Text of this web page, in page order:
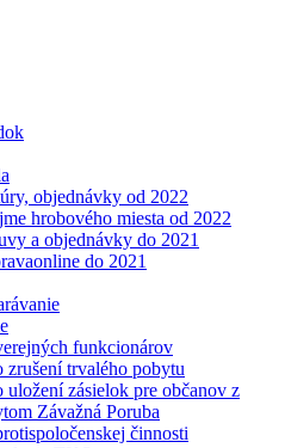
objednávky od 2022
hrobového miesta od 2022
a objednávky do 2021
do 2021
funkcionárov
zrušení trvalého pobytu
uložení zásielok pre občanov z
Závažná Poruba
činnosti